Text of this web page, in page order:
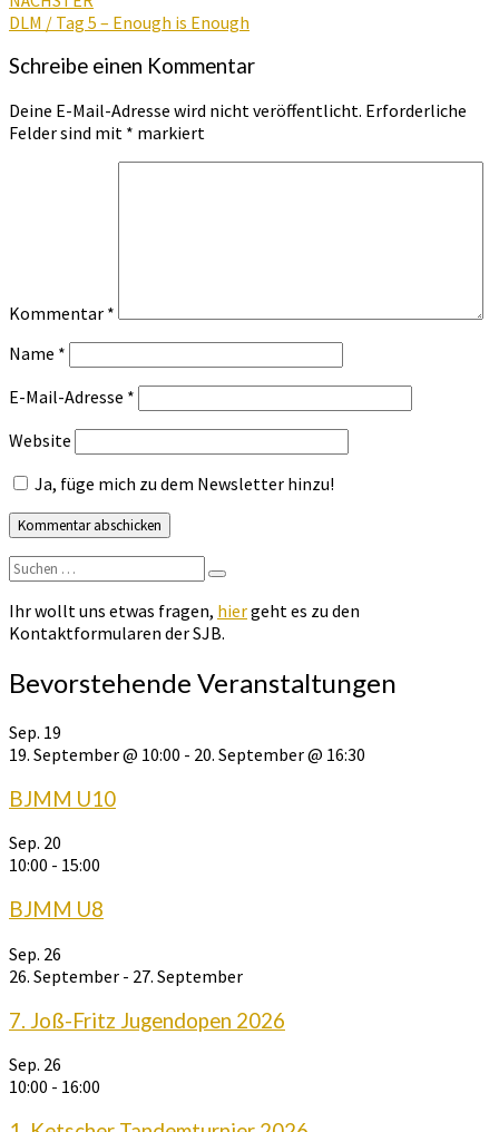
DLM / Tag 5 – Enough is Enough
Schreibe einen Kommentar
Deine E-Mail-Adresse wird nicht veröffentlicht. Erforderliche
Felder sind mit * markiert
Kommentar *
Name *
E-Mail-Adresse *
Website
Ja, füge mich zu dem Newsletter hinzu!
Suchen
nach:
Suchen
Ihr wollt uns etwas fragen, hiergeht es zu den
Kontaktformularen der SJB.
Bevorstehende Veranstaltungen
Sep. 19
19. September @ 10:00 - 20. September @ 16:30
BJMM U10
Sep. 20
10:00 - 15:00
BJMM U8
Sep. 26
26. September - 27. September
7. Joß-Fritz Jugendopen 2026
Sep. 26
10:00 - 16:00